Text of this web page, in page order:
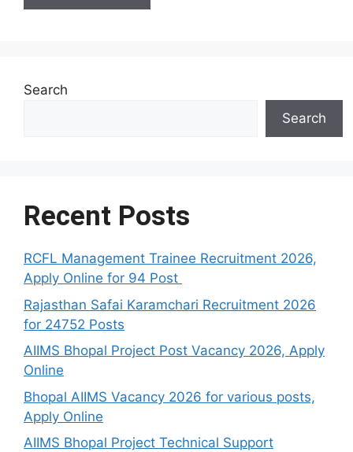
Search
Search
Recent Posts
RCFL Management Trainee Recruitment 2026,
Apply Online for 94 Post
Rajasthan Safai Karamchari Recruitment 2026
for 24752 Posts
AIIMS Bhopal Project Post Vacancy 2026, Apply
Online
Bhopal AIIMS Vacancy 2026 for various posts,
Apply Online
AIIMS Bhopal Project Technical Support